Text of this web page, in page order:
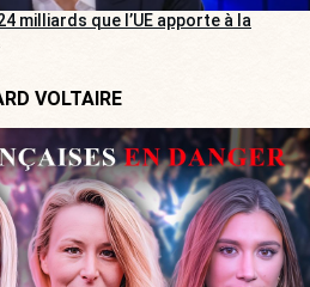
milliards que l’UE apporte à la
VOLTAIRE